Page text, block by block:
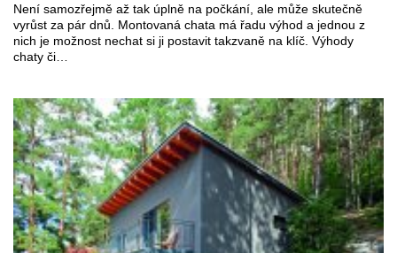
Není samozřejmě až tak úplně na počkání, ale může skutečně
vyrůst za pár dnů. Montovaná chata má řadu výhod a jednou z
nich je možnost nechat si ji postavit takzvaně na klíč. Výhody
chaty či…